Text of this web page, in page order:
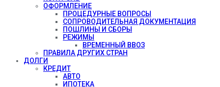
ОФОРМЛЕНИЕ
ПРОЦЕДУРНЫЕ ВОПРОСЫ
СОПРОВОДИТЕЛЬНАЯ ДОКУМЕНТАЦИЯ
ПОШЛИНЫ И СБОРЫ
РЕЖИМЫ
ВРЕМЕННЫЙ ВВОЗ
ПРАВИЛА ДРУГИХ СТРАН
ДОЛГИ
КРЕДИТ
АВТО
ИПОТЕКА